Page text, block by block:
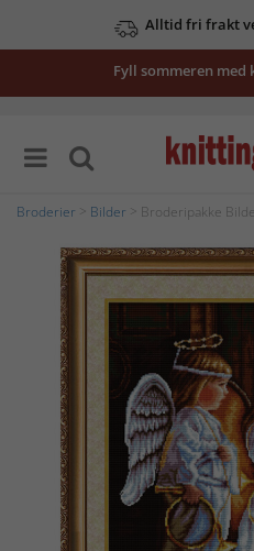
Alltid fri frakt
Fyll sommeren
Broderier Bilder > Broderipakke